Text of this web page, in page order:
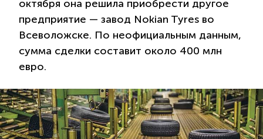
октября она решила приобрести другое
предприятие — завод Nokian Tyres во
Всеволожске. По неофициальным данным,
сумма сделки составит около 400 млн
евро.